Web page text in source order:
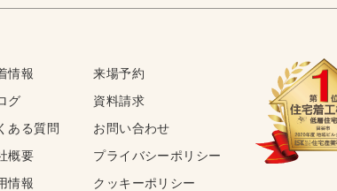
情報
グ
ある質問
概要
情報
来場予約
資料請求
お問い合わせ
プライバシーポリシー
クッキーポリシー